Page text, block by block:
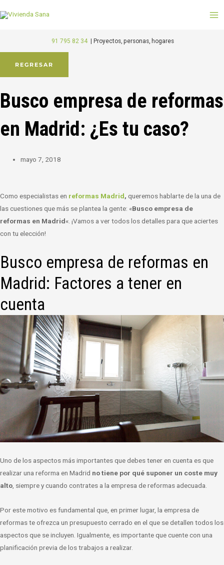
al
91 795 82 34 | Proyectos, personas, hogares
REGRESAR
Busco empresa de reformas
en Madrid: ¿Es tu caso?
mayo 7, 2018
Como especialistas en reformas Madrid, queremos hablarte de la una de
las cuestiones que más se plantea la gente: «Busco empresa de
reformas en Madrid« . ¡Vamos a ver todos los detalles para que aciertes
con tu elección!
Busco empresa de reformas en
Madrid: Factores a tener en
cuenta
Uno de los aspectos más importantes que debes tener en cuenta es que
realizar una reforma en Madrid no tiene por qué suponer un coste muy
alto, siempre y cuando contrates a la empresa de reformas adecuada.
Por este motivo es fundamental que, en primer lugar, la empresa de
reformas te ofrezca un presupuesto cerrado en el que se detallen todos los
aspectos que se incluyen. Igualmente, es importante que cuente con una
planificación previa de los trabajos a realizar.